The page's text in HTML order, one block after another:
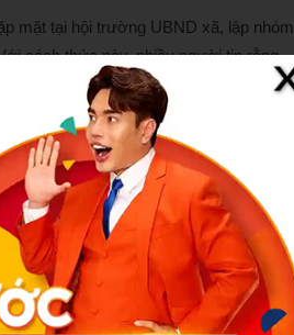
mặt tại hội trường UBND xã, lập nhóm
cách thức này, nhiều người tin rằng
từ tháng 6/2024 đến tháng 10/2025,
triệu đồng.
tiền trên để trả nợ và chi tiêu cá nhân.
Tuấn đã đến cơ quan điều tra đầu
trả toàn bộ số tiền cho các bị hại. Vụ